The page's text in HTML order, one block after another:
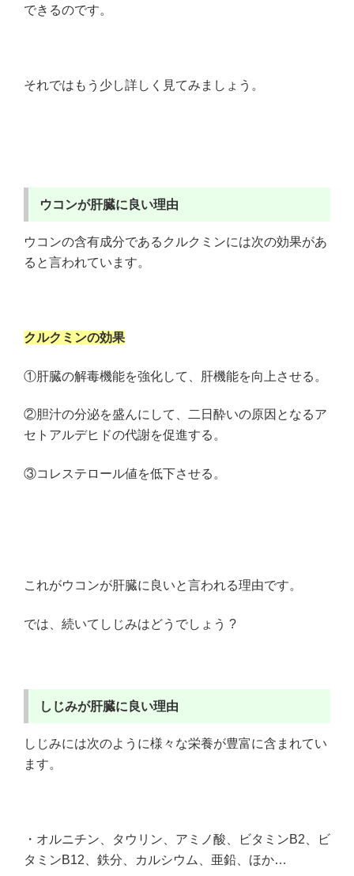
できるのです。
それではもう少し詳しく見てみましょう。
ウコンが肝臓に良い理由
ウコンの含有成分であるクルクミンには次の効果があ
ると言われています。
クルクミンの効果
①肝臓の解毒機能を強化して、肝機能を向上させる。
②胆汁の分泌を盛んにして、二日酔いの原因となるア
セトアルデヒドの代謝を促進する。
③コレステロール値を低下させる。
これがウコンが肝臓に良いと言われる理由です。
では、続いてしじみはどうでしょう ?
しじみが肝臓に良い理由
しじみには次のように様々な栄養が豊富に含まれてい
ます。
・オルニチン、タウリン、アミノ酸、ビタミンB2、ビ
タミンB12、鉄分、カルシウム、亜鉛、ほか…